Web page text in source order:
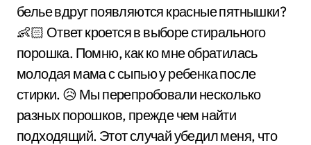
белье вдруг появляются красные пятнышки?
👶🏻 Ответ кроется в выборе стирального
порошка. Помню, как ко мне обратилась
молодая мама с сыпью у ребенка после
стирки. 😥 Мы перепробовали несколько
разных порошков, прежде чем найти
подходящий. Этот случай убедил меня, что